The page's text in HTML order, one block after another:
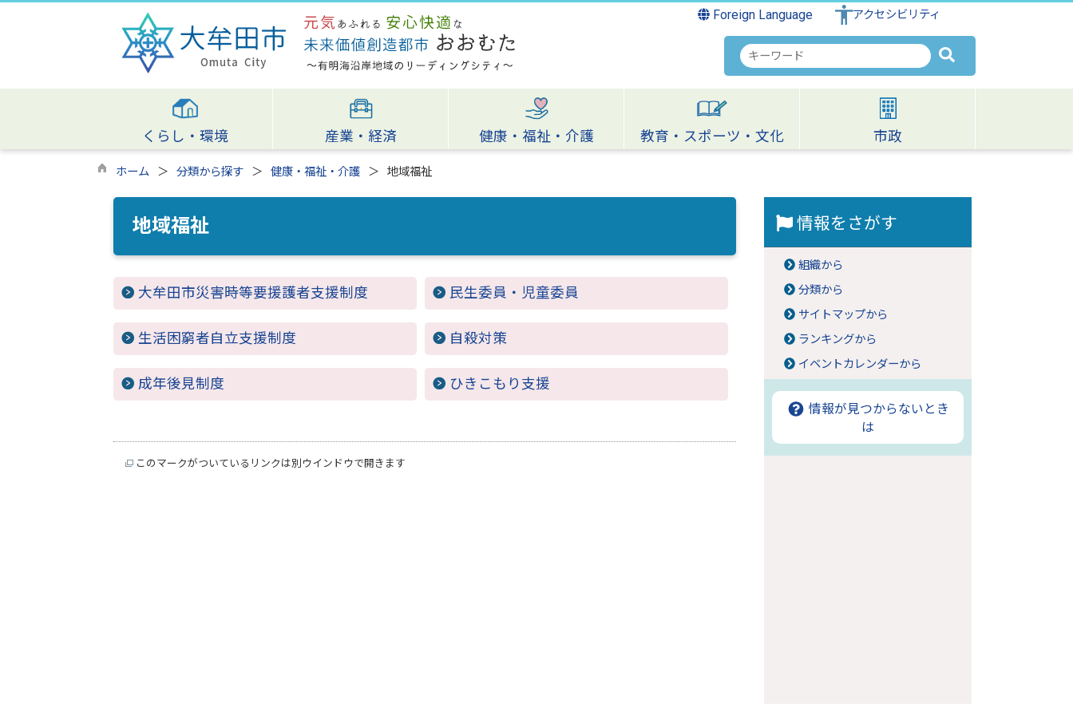
Foreign Language アクセシビリティ
検
索
キ
ワ
ー
くらし・環境 産業・経済 健康・福祉・介護 教育・スポーツ・文化 市政
ホーム 分類から探す 健康・福祉・介護 地域福祉
地域福祉
大牟田市災害時等要援護者支援制度 民生委員・児童委員
生活困窮者自立支援制度 自殺対策
成年後見制度 ひきこもり支援
このマークがついているリンクは別ウインドウで開きます
情報をさがす
組織から
分類から
サイトマップから
ランキングから
イベントカレンダーから
情報が見つからないとき
は